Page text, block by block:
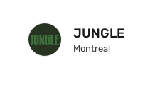
JUNGLE
Montreal